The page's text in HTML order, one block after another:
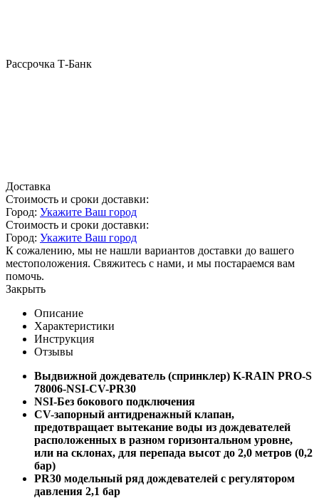
Рассрочка Т-Банк
Доставка
Стоимость и сроки доставки:
Город: Укажите Ваш город
Стоимость и сроки доставки:
Город: Укажите Ваш город
К сожалению, мы не нашли вариантов доставки до вашего
местоположения. Свяжитесь с нами, и мы постараемся вам
помочь.
Закрыть
Описание
Характеристики
Инструкция
Отзывы
Выдвижной дождеватель (спринклер) K-RAIN PRO-S
78006-NSI-CV-PR30
NSI-Без бокового подключения
CV-запорный антидренажный клапан,
предотвращает вытекание воды из дождевателей
расположенных в разном горизонтальном уровне,
или на склонах, для перепада высот до 2,0 метров (0,2
бар)
PR30 модельный ряд дождевателей с регулятором
давления 2,1 бар